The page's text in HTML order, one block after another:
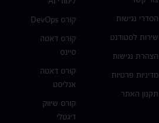
הסדרי נגישות
שירות לסטודנט
הצהרת נגישות
מדיניות פרטיות
תקנון האתר
קורס DevOps
קורס דאטה
סיינס
קורס דאטה
אנליסט
קורס שיווק
דיגטלי